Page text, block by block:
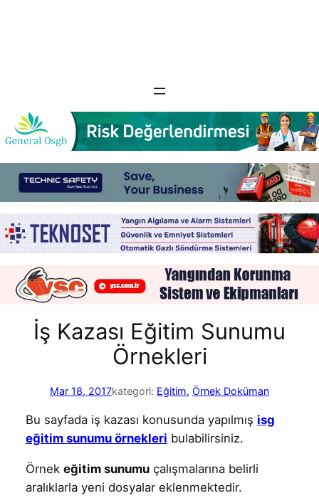
İş Kazası Eğitim Sunumu
Örnekleri
Mar 18, 2017kategori: Eğitim, Örnek Doküman
Bu sayfada iş kazası konusunda yapılmış isg
eğitim sunumu örnekleri bulabilirsiniz.
Örnek eğitim sunumuçalışmalarına belirli
aralıklarla yeni dosyalar eklenmektedir.